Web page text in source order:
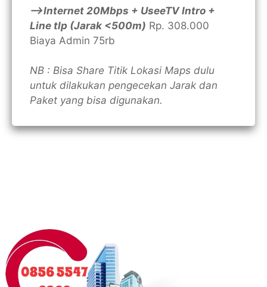
—>Internet 20Mbps + UseeTV Intro +
Line tlp (Jarak <500m) Rp. 308.000
Biaya Admin 75rb
NB : Bisa Share Titik Lokasi Maps dulu
untuk dilakukan pengecekan Jarak dan
Paket yang bisa digunakan.